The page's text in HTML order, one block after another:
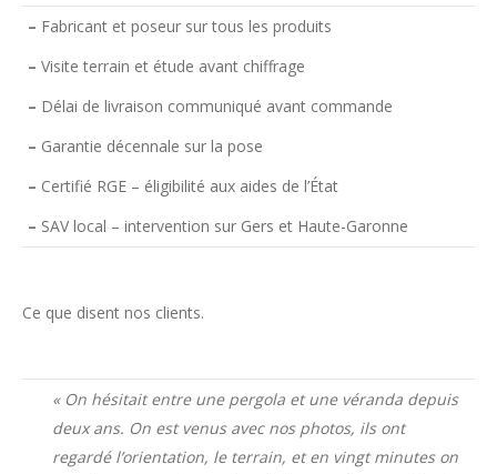
– Fabricant et poseur sur tous les produits
– Visite terrain et étude avant chiffrage
– Délai de livraison communiqué avant commande
– Garantie décennale sur la pose
– Certifié RGE – éligibilité aux aides de l’État
– SAV local – intervention sur Gers et Haute-Garonne
Ce que disent nos clients.
« On hésitait entre une pergola et une véranda depuis
deux ans. On est venus avec nos photos, ils ont
regardé l’orientation, le terrain, et en vingt minutes on